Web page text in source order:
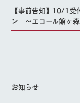
【事前告知】10/1
ン ～エコール館ヶ
お知らせ